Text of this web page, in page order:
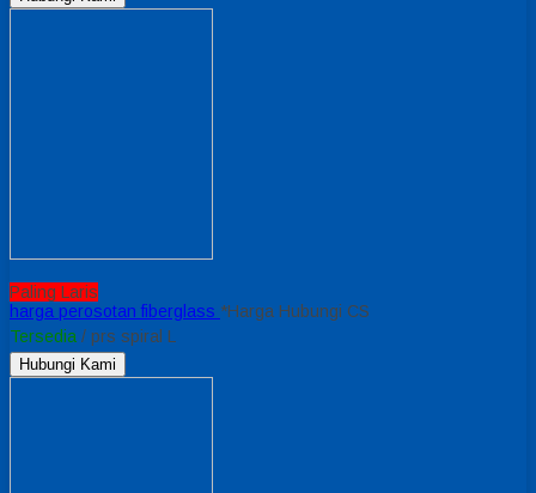
Paling Laris
harga perosotan fiberglass *Harga Hubungi CS
Tersedia / prs spiral L
Hubungi Kami